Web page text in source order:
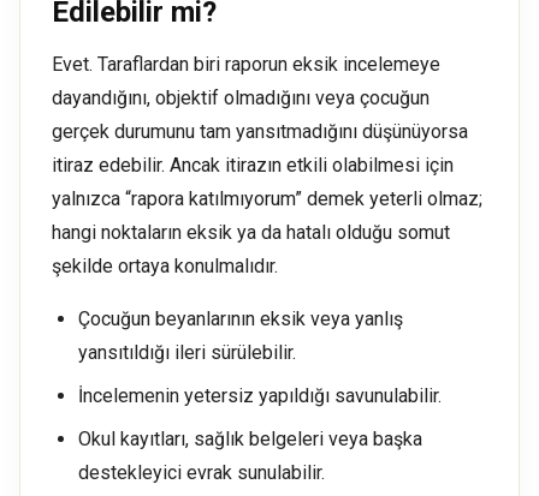
Edilebilir mi?
Evet. Taraflardan biri raporun eksik incelemeye
dayandığını, objektif olmadığını veya çocuğun
gerçek durumunu tam yansıtmadığını düşünüyorsa
itiraz edebilir. Ancak itirazın etkili olabilmesi için
yalnızca “rapora katılmıyorum” demek yeterli olmaz;
hangi noktaların eksik ya da hatalı olduğu somut
şekilde ortaya konulmalıdır.
Çocuğun beyanlarının eksik veya yanlış
yansıtıldığı ileri sürülebilir.
İncelemenin yetersiz yapıldığı savunulabilir.
Okul kayıtları, sağlık belgeleri veya başka
destekleyici evrak sunulabilir.